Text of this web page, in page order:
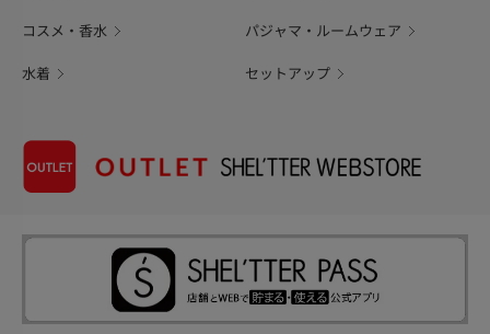
コスメ・香水 パジャマ・ルームウェア
水着 セットアップ